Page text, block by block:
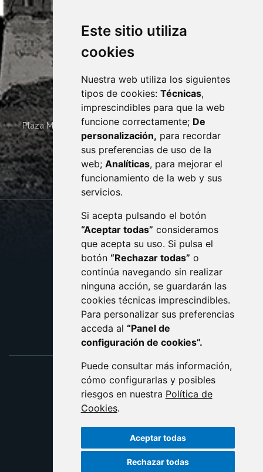
Este sitio utiliza
cookies
Nuestra web utiliza los siguientes
tipos de cookies: Técnicas,
imprescindibles para que la web
funcione correctamente; De
personalización, para recordar
sus preferencias de uso de la
web; Analíticas, para mejorar el
funcionamiento de la web y sus
servicios.
Si acepta pulsando el botón
“Aceptar todas” consideramos
que acepta su uso. Si pulsa el
botón “Rechazar todas” o
continúa navegando sin realizar
ninguna acción, se guardarán las
cookies técnicas imprescindibles.
Para personalizar sus preferencias
acceda al “Panel de
configuración de cookies”.
Puede consultar más información,
cómo configurarlas y posibles
riesgos en nuestra Política de
Cookies.
Aceptar todas
Rechazar todas
Plaza Mayor 4 22400 MONZÓN - ARAGÓN (ESPAÑA)
· (34) 974 400 700 ·
sac@monzon.es
monzon.es
CONTACTO
AVISO LEGAL
PROTECCIÓN DE DATOS
POLÍTICA DE COOKIES
ACCESIBILIDAD
ENLACE EXTERNO AL